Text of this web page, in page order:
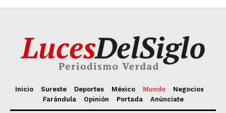
Inicio Sureste Deportes México Mundo
Negocios
Farándula
Opinión Portada Anúnciate